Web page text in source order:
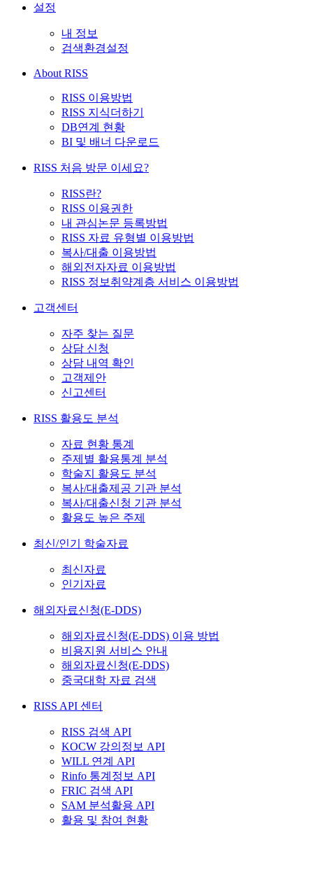
설정
내 정보
검색환경설정
About RISS
RISS 이용방법
RISS 지식더하기
DB연계 현황
BI 및 배너 다운로드
RISS 처음 방문 이세요?
RISS란?
RISS 이용권한
내 관심논문 등록방법
RISS 자료 유형별 이용방법
복사/대출 이용방법
해외전자자료 이용방법
RISS 정보취약계층 서비스 이용방법
고객센터
자주 찾는 질문
상담 신청
상담 내역 확인
고객제안
신고센터
RISS 활용도 분석
자료 현황 통계
주제별 활용통계 분석
학술지 활용도 분석
복사/대출제공 기관 분석
복사/대출신청 기관 분석
활용도 높은 주제
최신/인기 학술자료
최신자료
인기자료
해외자료신청(E-DDS)
해외자료신청(E-DDS) 이용 방법
비용지원 서비스 안내
해외자료신청(E-DDS)
중국대학 자료 검색
RISS API 센터
RISS 검색 API
KOCW 강의정보 API
WILL 연계 API
Rinfo 통계정보 API
FRIC 검색 API
SAM 분석활용 API
활용 및 참여 현황